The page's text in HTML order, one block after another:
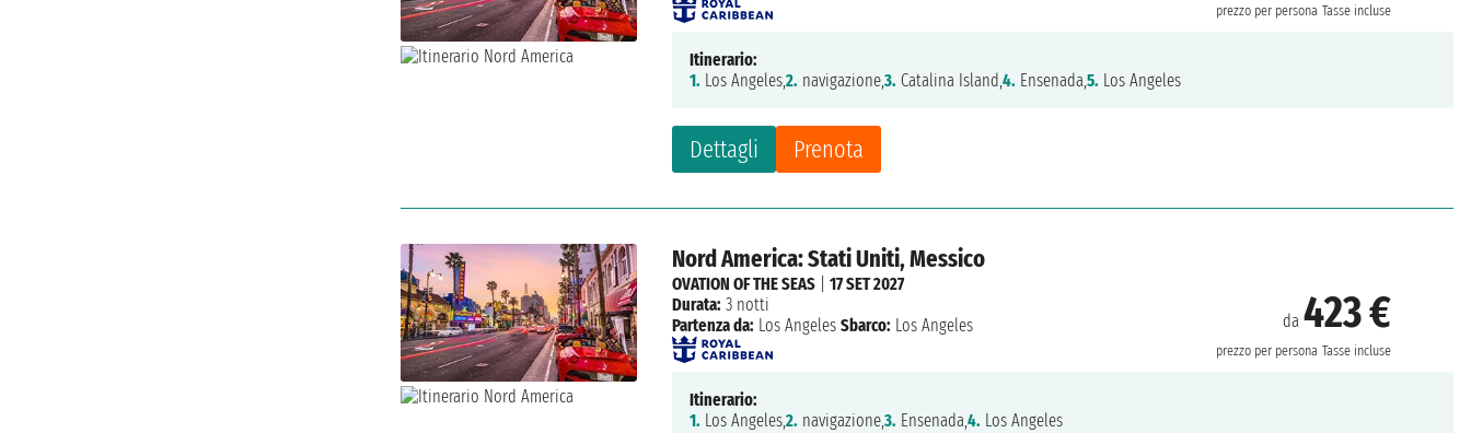
prezzo per persona Tasse incluse
Dettagli Prenota
Itinerario:
1. Los Angeles,2. navigazione,3. Catalina Island,4. Ensenada,5. Los Angeles
Nord America: Stati Uniti, Messico
da423 €
prezzo per persona Tasse incluse
OVATION OF THE SEAS |17 SET 2027
Durata: 3 notti
Partenza da: Los Angeles Sbarco: Los Angeles
Itinerario:
1. Los Angeles,2. navigazione,3. Ensenada,4. Los Angeles